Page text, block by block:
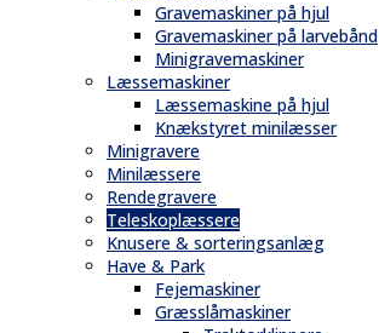
Gravemaskiner på hjul
Gravemaskiner på larvebånd
Minigravemaskiner
Læssemaskiner
Læssemaskine på hjul
Knækstyret minilæsser
Minigravere
Minilæssere
Rendegravere
Teleskoplæssere
Knusere & sorteringsanlæg
Have & Park
Fejemaskiner
Græsslåmaskiner